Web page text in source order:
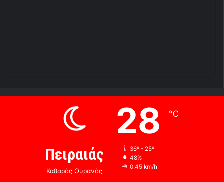
Πειραιάς
Καθαρός Ουρανός
28 ℃
36º - 25º
48%
0.45 km/h